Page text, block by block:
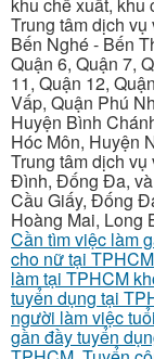
Trung tâm dịch
Bến Nghé - Bến
Quận 6, Quận 7,
11, Quận 12,
Vấp, Quận Phú
Huyện Bình
Hóc Môn, Huyện
Trung tâm dịch
Đình, Đống Đa,
Cầu Giấy, Đống
Hoàng Mai, Long
Cần tìm việc làm
cho nữ tại TPHCM
làm tại TPHCM
tuyển dụng tại
người làm việc
gần đầy tuyển